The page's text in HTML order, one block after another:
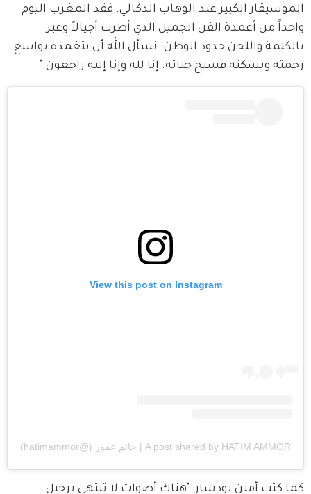
الموسيقار الكبير عبد الوهاب الدكالي. فقد المغرب اليوم
واحداً من أعمدة الفن الجميل الذي أطرب أجيالاً وعبر
بالكلمة واللحن حدود الوطن. نسأل الله أن يتغمده بواسع
رحمته ويسكنه فسيح جناته. إنا لله وإنا إليه راجعون."
View this post on Instagram
A post shared by HATIM AMMOR | حاتم عمور (@hatimammor)
كما كتب أمين بودشار: "هناك أصوات لا تنتهي برحيل